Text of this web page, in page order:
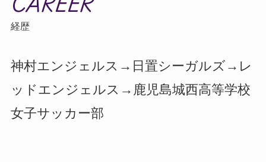
経歴
神村エンジェルス→日置シーガルズ→レ
ッドエンジェルス→鹿児島城西高等学校
女子サッカー部